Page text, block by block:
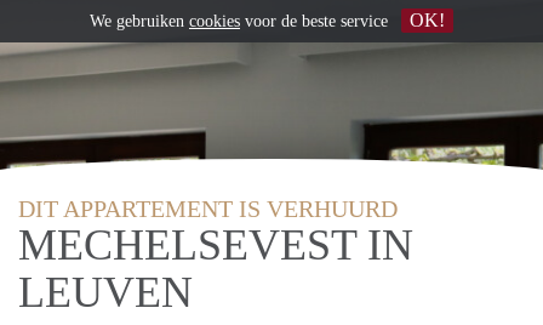
DIT APPARTEMENT IS VERHUURD
MECHELSEVEST IN
LEUVEN
We gebruiken cookies voor de beste service OK!